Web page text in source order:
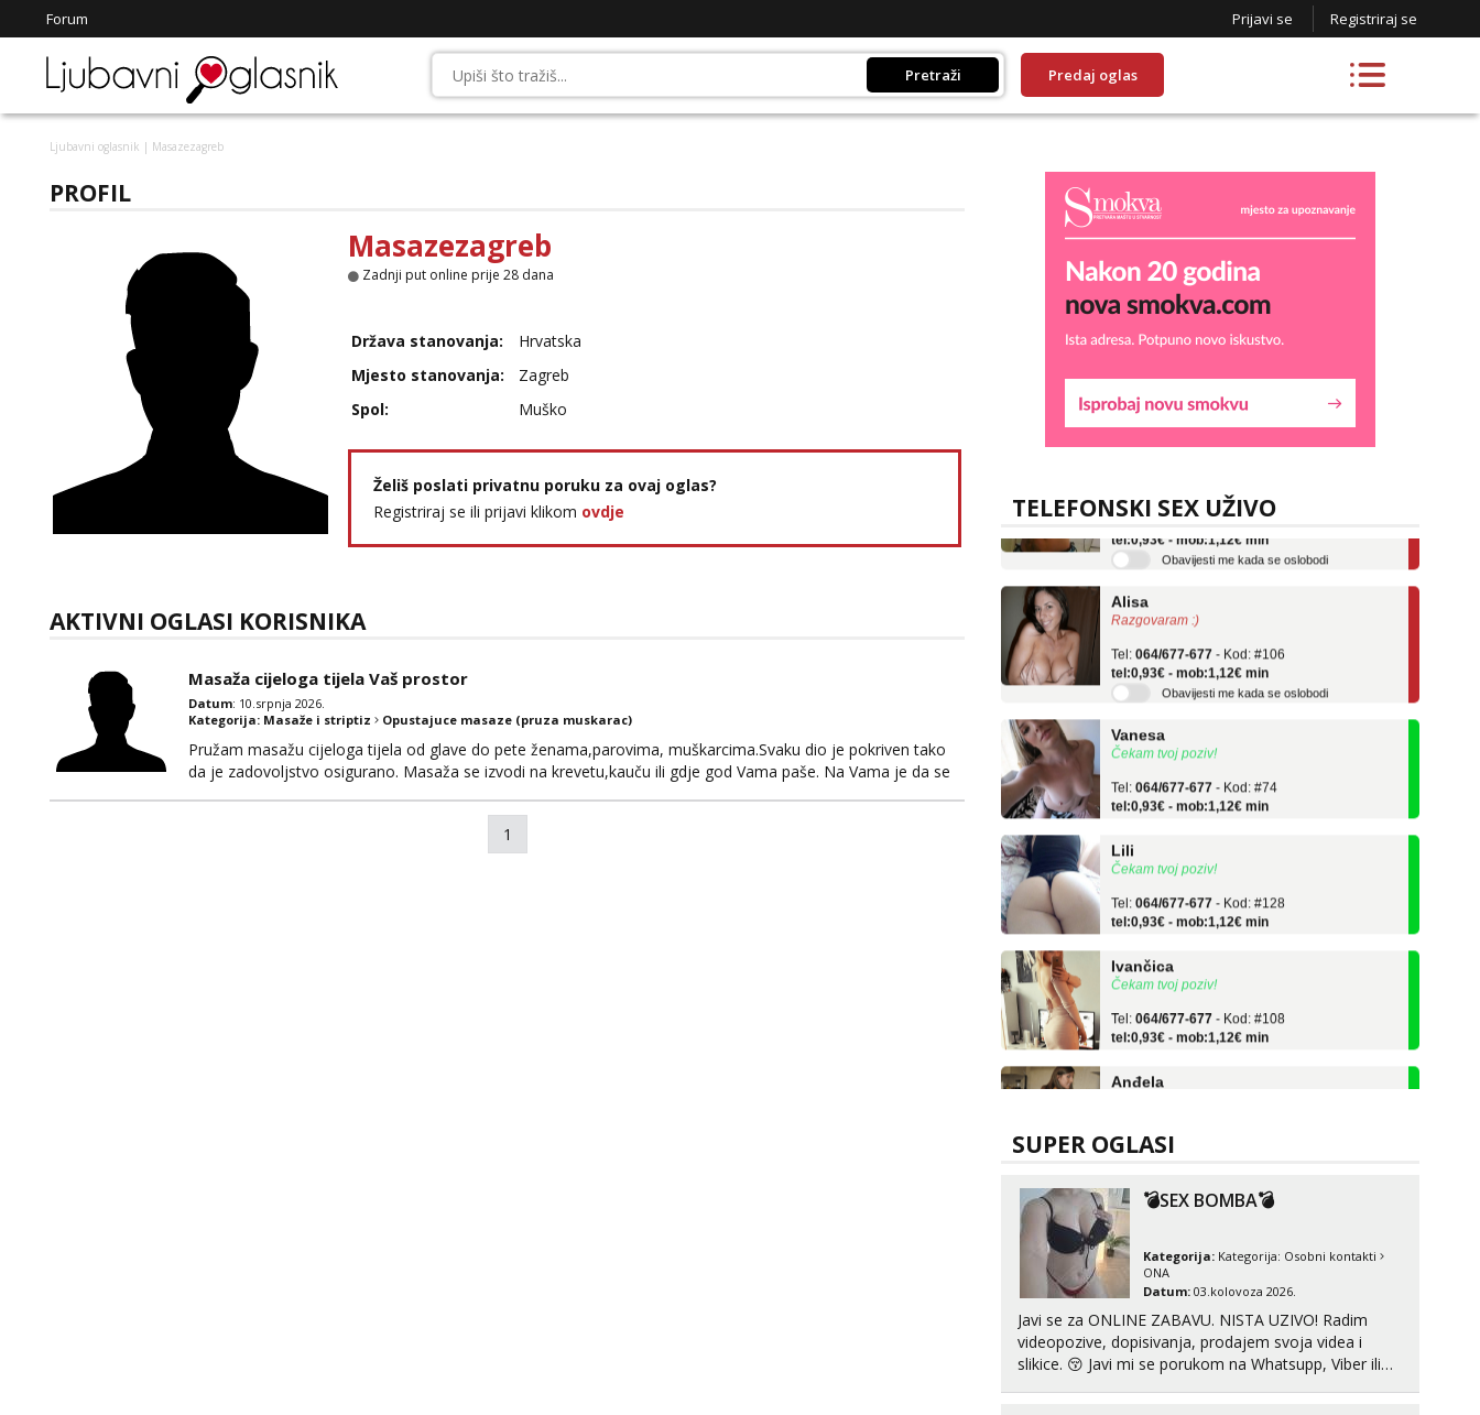
Forum Prijavi se Registriraj se
Pretraži Predaj oglas
Ljubavni oglasnik | Masazezagreb
PROFIL
Masazezagreb
Zadnji put online prije 28 dana
Država stanovanja:
Hrvatska
Mjesto stanovanja:
Zagreb
Spol:
Muško
Želiš poslati privatnu poruku za ovaj oglas?
Registriraj se ili prijavi klikom ovdje
AKTIVNI OGLASI KORISNIKA
Masaža cijeloga tijela Vaš prostor
Datum: 10.srpnja 2026.
Kategorija: Masaže i striptiz Opustajuce masaze (pruza muskarac)
Pružam masažu cijeloga tijela od glave do pete ženama,parovima, muškarcima.Svaku dio je pokriven tako
da je zadovoljstvo osigurano. Masaža se izvodi na krevetu,kauču ili gdje god Vama paše. Na Vama je da se
NEDJELJOM NE RADIM.Javite se na whatssup za dogovor do 20h.Poslije se ne javljam.Hvala Sl...
1
TELEFONSKI SEX UŽIVO
Biljana
Tel:064/677-677 - Kod: #132
tel:0,93€ - mob:1,12€ min
Obavijesti me kada se oslobodi
Razgovaram :)
tel:0,93€ - mob:1,12€ min
Obavijesti me kada se oslobodi
Čekam tvoj poziv!
tel:0,93€ - mob:1,12€ min
Čekam tvoj poziv!
tel:0,93€ - mob:1,12€ min
Čekam tvoj poziv!
tel:0,93€ - mob:1,12€ min
Čekam tvoj poziv!
Čekam tvoj poziv!
Tel:
tel:0,93€ - mob:1,12€ min
Biljana
Tel:064/677-677- Kod: #132
tel:0,93€ - mob:1,12€ min
SUPER OGLASI
💣SEX BOMBA💣
Kategorija: Kategorija: Osobni kontakti
ONA
Datum: 03.kolovoza 2026.
Javi se za ONLINE ZABAVU. NISTA UZIVO! Radim
videopozive, dopisivanja, prodajem svoja videa i
slikice. 😚 Javi mi se porukom na Whatsupp, Viber ili